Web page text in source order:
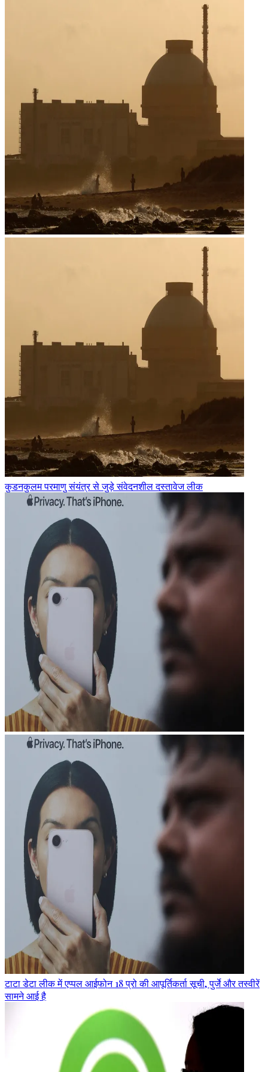
कुडनकुलम परमाणु संयंत्र से जुड़े संवेदनशील दस्तावेज लीक
टाटा डेटा लीक में एप्पल आईफोन 18 प्रो की आपूर्तिकर्ता सूची, पुर्जे और तस्वीरें
सामने आई है